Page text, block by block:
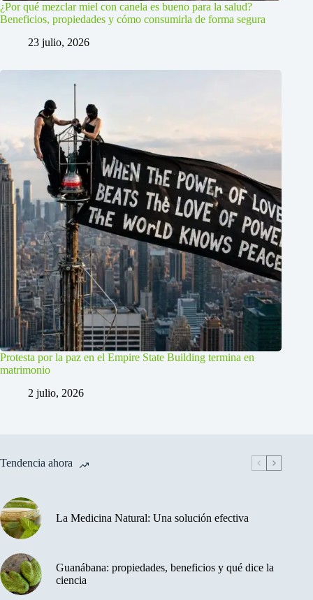
¿Por qué mezclar miel con canela es bueno para la salud?
Beneficios, propiedades y cómo consumirla de forma segura
23 julio, 2026
Protesta por la paz en el Empire State Building termina en
matrimonio
2 julio, 2026
Tendencia ahora
La Medicina Natural: Una solución efectiva
Guanábana: propiedades, beneficios y qué dice la
ciencia